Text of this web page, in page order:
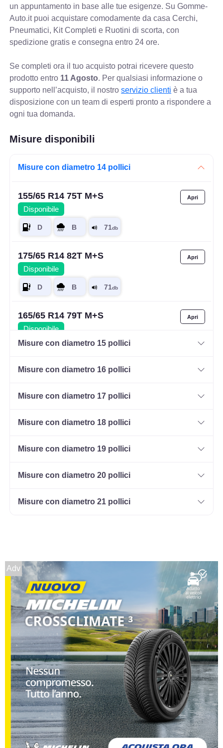
un appuntamento in base alle tue esigenze. Su Gomme-
Auto.it puoi acquistare comodamente da casa Cerchi,
Pneumatici, Kit Completi e Ruotini di scorta, con
spedizione gratis e consegna entro 24 ore.
Se completi ora il tuo acquisto potrai ricevere questo
prodotto entro 11 Agosto. Per qualsiasi informazione o
supporto nell’acquisto, il nostroservizio clienti è a tua
disposizione con un team di esperti pronto a rispondere a
ogni tua domanda.
Misure disponibili
Misure con diametro 14 pollici
155/65 R14 75T M+S
Disponibile
175/65 R14 82T M+S
Disponibile
165/65 R14 79T M+S
Disponibile
185/60 R14 82H M+S
Disponibile
Disponibile
195/60 R14 86H M+S
Disponibile
185/65 R14 86T M+S
Disponibile
165/60 R14 75H M+S
Misure con diametro 15 pollici
Misure con diametro 16 pollici
Misure con diametro 17 pollici
Misure con diametro 18 pollici
Misure con diametro 19 pollici
Misure con diametro 20 pollici
Misure con diametro 21 pollici
Adv